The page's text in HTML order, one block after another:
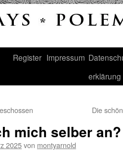
Register Impressum
erklärung
Die
mich selber an?
2025von montyarnold